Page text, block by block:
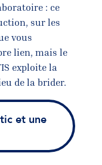
: ce
sur les
vous
lien, mais le
exploite la
de la brider.
et une